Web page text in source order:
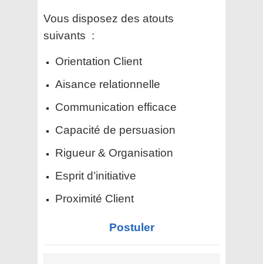
Vous disposez des atouts
suivants :
Orientation Client
Aisance relationnelle
Communication efficace
Capacité de persuasion
Rigueur & Organisation
Esprit d’initiative
Proximité Client
Postuler